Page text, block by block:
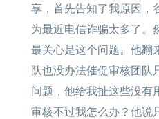
享，首先告知了我原因，
为最近电信诈骗太多了。
最关心是这个问题。他翻
队也没办法催促审核团队
问题，他给我扯这些没有
审核不过我怎么办？他说